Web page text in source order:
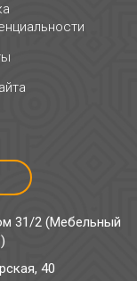
31/2 (Мебельный
40